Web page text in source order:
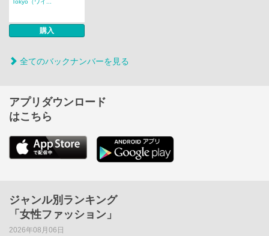
Tokyo（ワイ...
購入
全てのバックナンバーを見る
アプリダウンロード
はこちら
ジャンル別ランキング
「女性ファッション」
2026年08月06日